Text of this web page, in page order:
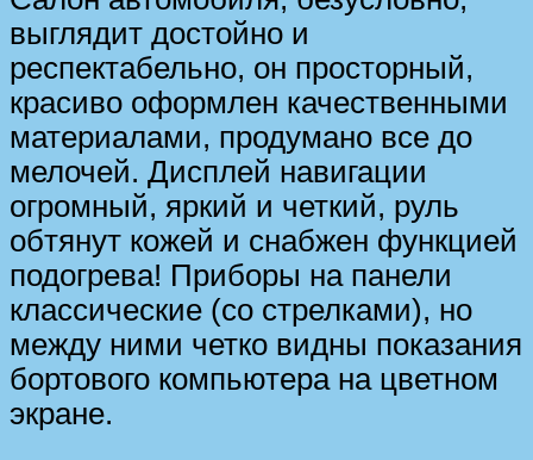
выглядит достойно и
респектабельно, он просторный,
красиво оформлен качественными
материалами, продумано все до
мелочей. Дисплей навигации
огромный, яркий и четкий, руль
обтянут кожей и снабжен функцией
подогрева! Приборы на панели
классические (со стрелками), но
между ними четко видны показания
бортового компьютера на цветном
экране.